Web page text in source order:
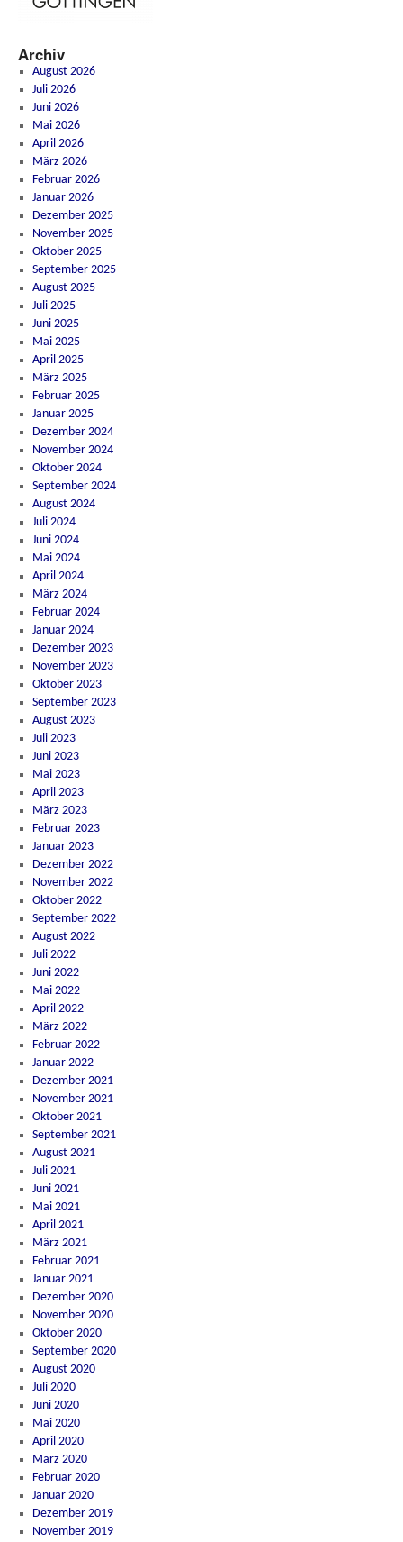
Archiv
August 2026
Juli 2026
Juni 2026
Mai 2026
April 2026
März 2026
Februar 2026
Januar 2026
Dezember 2025
November 2025
Oktober 2025
September 2025
August 2025
Juli 2025
Juni 2025
Mai 2025
April 2025
März 2025
Februar 2025
Januar 2025
Dezember 2024
November 2024
Oktober 2024
September 2024
August 2024
Juli 2024
Juni 2024
Mai 2024
April 2024
März 2024
Februar 2024
Januar 2024
Dezember 2023
November 2023
Oktober 2023
September 2023
August 2023
Juli 2023
Juni 2023
Mai 2023
April 2023
März 2023
Februar 2023
Januar 2023
Dezember 2022
November 2022
Oktober 2022
September 2022
August 2022
Juli 2022
Juni 2022
Mai 2022
April 2022
März 2022
Februar 2022
Januar 2022
Dezember 2021
November 2021
Oktober 2021
September 2021
August 2021
Juli 2021
Juni 2021
Mai 2021
April 2021
März 2021
Februar 2021
Januar 2021
Dezember 2020
November 2020
Oktober 2020
September 2020
August 2020
Juli 2020
Juni 2020
Mai 2020
April 2020
März 2020
Februar 2020
Januar 2020
Dezember 2019
November 2019